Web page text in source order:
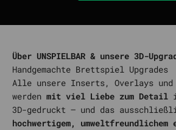
Über UNSPIELBAR & unsere 3D-
Alle unsere Inserts, Overlays und
werden mit viel Liebe zum Detail
3D-gedruckt – und das
hochwertigem, umweltfreundlichem